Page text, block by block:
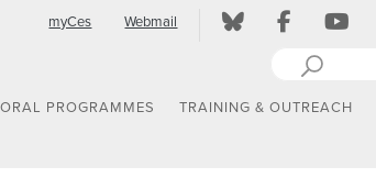
myCes Webmail
PROGRAMMES TRAINING & OUTREACH